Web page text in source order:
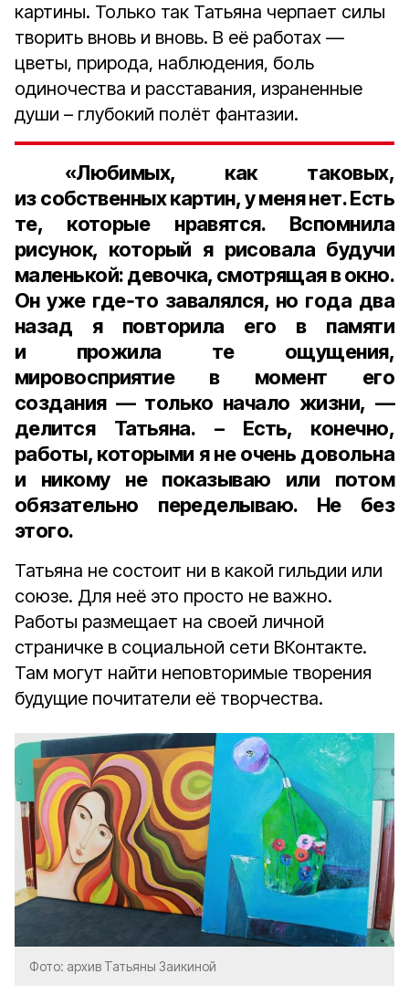
картины. Только так Татьяна черпает силы
творить вновь и вновь. В её работах —
цветы, природа, наблюдения, боль
одиночества и расставания, израненные
души – глубокий полёт фантазии.
«Любимых, как таковых,
из собственных картин, у меня нет. Есть
те, которые нравятся. Вспомнила
рисунок, который я рисовала будучи
маленькой: девочка, смотрящая в окно.
Он уже где‑то завалялся, но года два
назад я повторила его в памяти
и прожила те ощущения,
мировосприятие в момент его
создания — только начало жизни, —
делится Татьяна. – Есть, конечно,
работы, которыми я не очень довольна
и никому не показываю или потом
обязательно переделываю. Не без
этого.
Татьяна не состоит ни в какой гильдии или
союзе. Для неё это просто не важно.
Работы размещает на своей личной
страничке в социальной сети ВКонтакте.
Там могут найти неповторимые творения
будущие почитатели её творчества.
Фото: архив Татьяны Заикиной